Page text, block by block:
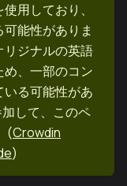
用しており、
能性がありま
ジナルの英語
、一部のコン
る可能性があ
して、このペ
(Crowdin
)